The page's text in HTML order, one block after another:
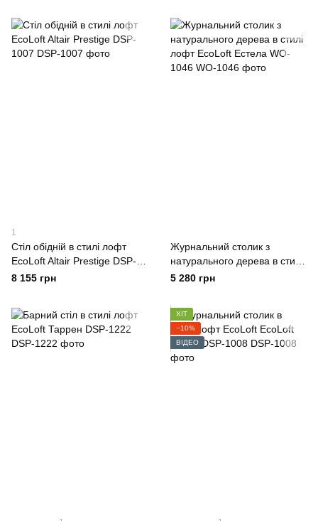
1
Стіл обідній в стилі лофт
EcoLoft Altair Prestige DSP-
1007
8 155 грн
Журнальний столик з
натурального дерева в стилі
лофт EcoLoft Естела WO-
5 280 грн
ХІТ
−10%
ВІДЕО